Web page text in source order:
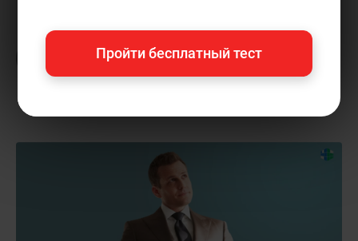
организатор онлайн-турнира по йоге, мать
двоих детей.Пишу статьи по теме
«Риторика и письмо»
рекомендую курс«Лучшие техники
Пройти бесплатный тест